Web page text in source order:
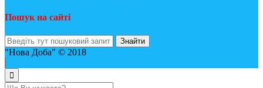
Пошук на сайті
"Нова Доба" © 2018